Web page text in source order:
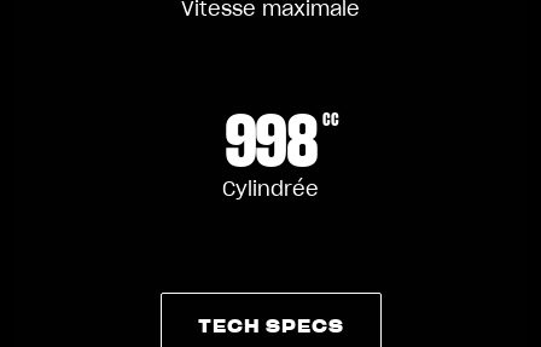
Vitesse maximale
998 CC
Cylindrée
TECH SPECS